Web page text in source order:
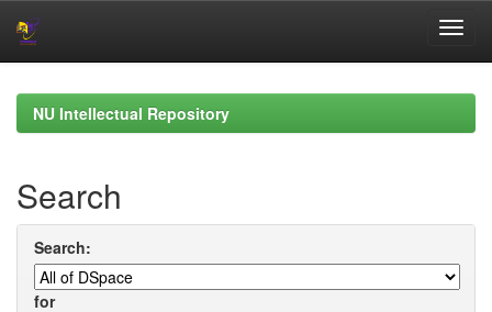
navigationNU Intellectual Repository
Search
Search:
for